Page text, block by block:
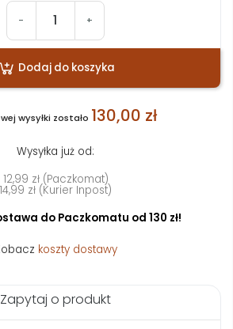
- +
Dodaj do koszyka
wysyłki zostało 130,00 zł
Wysyłka już od:
12,99 zł (Paczkomat)
14,99 zł (Kurier Inpost)
do Paczkomatu od 130 zł!
koszty dostawy
Zapytaj o produkt